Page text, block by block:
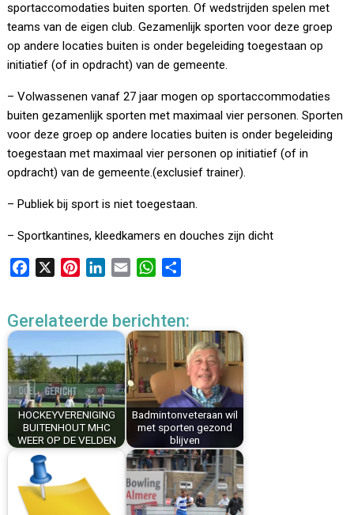
sportaccomodaties buiten sporten. Of wedstrijden spelen met
teams van de eigen club. Gezamenlijk sporten voor deze groep
op andere locaties buiten is onder begeleiding toegestaan op
initiatief (of in opdracht) van de gemeente.
– Volwassenen vanaf 27 jaar mogen op sportaccommodaties
buiten gezamenlijk sporten met maximaal vier personen. Sporten
voor deze groep op andere locaties buiten is onder begeleiding
toegestaan met maximaal vier personen op initiatief (of in
opdracht) van de gemeente.(exclusief trainer).
– Publiek bij sport is niet toegestaan.
– Sportkantines, kleedkamers en douches zijn dicht
e
o
o
k
t
r
e
s
t
k
d
I
n
i
l
W
t
s
A
p
e
n
Gerelateerde berichten:
HOCKEYVERENIGING
BUITENHOUT MHC
WEER OP DE VELDEN
Badmintonveteraan wil
met sporten gezond
blijven